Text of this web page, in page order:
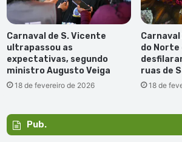
Carnaval de S. Vicente
ultrapassou as
expectativas, segundo
ministro Augusto Veiga
18 de fevereiro de 2026
do Norte
ruas de
18 de
Pub.